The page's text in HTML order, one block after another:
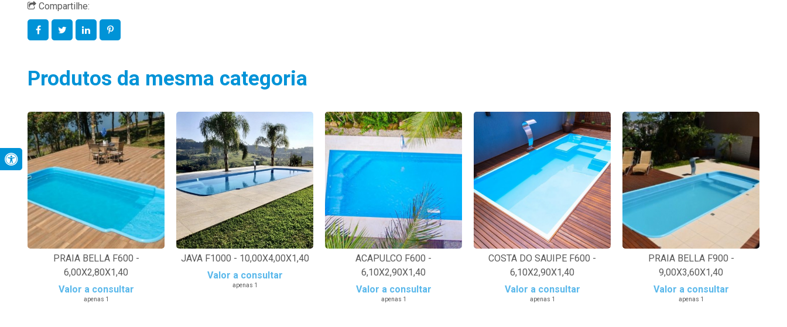
Compartilhe:
Produtos da mesma categoria
PRAIA BELLA F600 -
6,00X2,80X1,40
Valor a consultar
apenas 1
JAVA F1000 - 10,00X4,00X1,40
Valor a consultar
apenas 1
ACAPULCO F600 -
6,10X2,90X1,40
Valor a consultar
apenas 1
COSTA DO SAUIPE F600 -
6,10X2,90X1,40
Valor a consultar
apenas 1
PRAIA BELLA F900 -
9,00X3,60X1,40
Valor a consultar
apenas 1